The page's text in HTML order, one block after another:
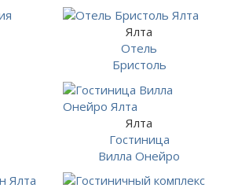
Ялта
Отель
Бристоль
Ялта
Гостиница
Вилла Онейро